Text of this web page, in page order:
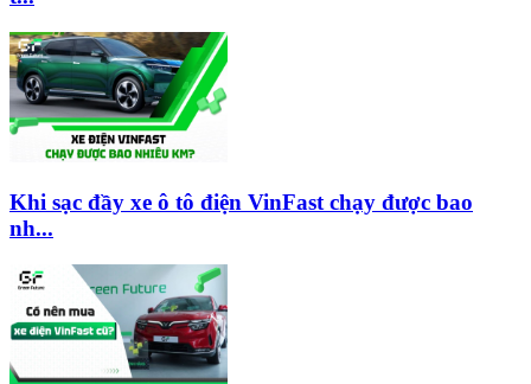
Khi sạc đầy xe ô tô điện VinFast chạy được bao
nh...